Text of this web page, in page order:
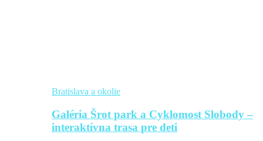
Bratislava a okolie
Galéria Šrot park a Cyklomost Slobody –
interaktívna trasa pre deti